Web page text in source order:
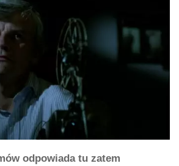
odpowiada tu zatem